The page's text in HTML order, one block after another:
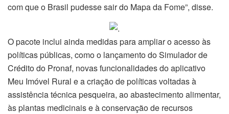
com que o Brasil pudesse sair do Mapa da Fome”, disse.
O pacote inclui ainda medidas para ampliar o acesso às
políticas públicas, como o lançamento do Simulador de
Crédito do Pronaf, novas funcionalidades do aplicativo
Meu Imóvel Rural e a criação de políticas voltadas à
assistência técnica pesqueira, ao abastecimento alimentar,
às plantas medicinais e à conservação de recursos